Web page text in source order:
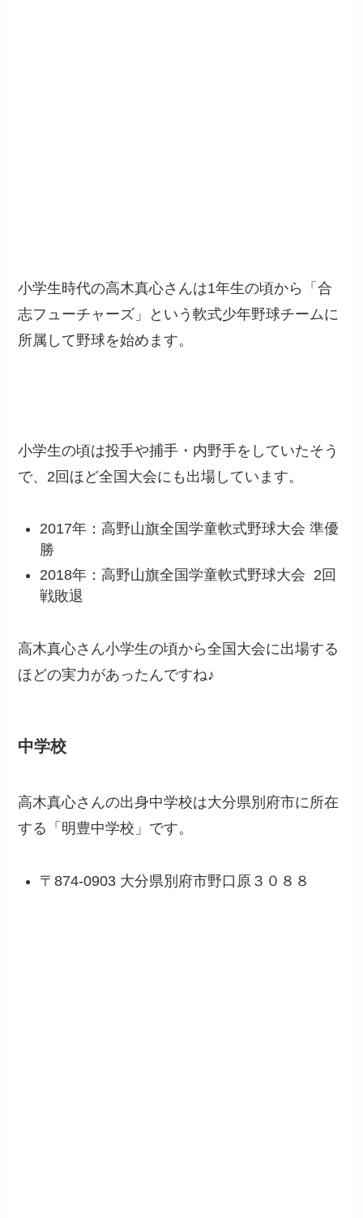
小学生時代の高木真心さんは1年生の頃から「合
志フューチャーズ」という軟式少年野球チームに
所属して野球を始めます。
小学生の頃は投手や捕手・内野手をしていたそう
で、2回ほど全国大会にも出場しています。
2017年：高野山旗全国学童軟式野球大会 準優
勝
2018年：高野山旗全国学童軟式野球大会 2回
戦敗退
高木真心さん小学生の頃から全国大会に出場する
ほどの実力があったんですね♪
中学校
高木真心さんの出身中学校は大分県別府市に所在
する「明豊中学校」です。
〒874-0903 大分県別府市野口原３０８８